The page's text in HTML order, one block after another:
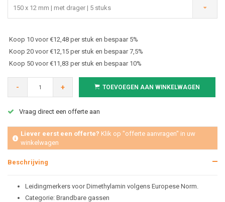
150 x 12 mm | met drager | 5 stuks
Koop 10 voor €12,48 per stuk en bespaar 5%
Koop 20 voor €12,15 per stuk en bespaar 7,5%
Koop 50 voor €11,83 per stuk en bespaar 10%
- + TOEVOEGEN AAN WINKELWAGEN
Vraag direct een offerte aan
Liever eerst een offerte? Klik op "offerte aanvragen" in uw
winkelwagen
Beschrijving
Leidingmerkers voor Dimethylamin volgens Europese Norm.
Categorie: Brandbare gassen